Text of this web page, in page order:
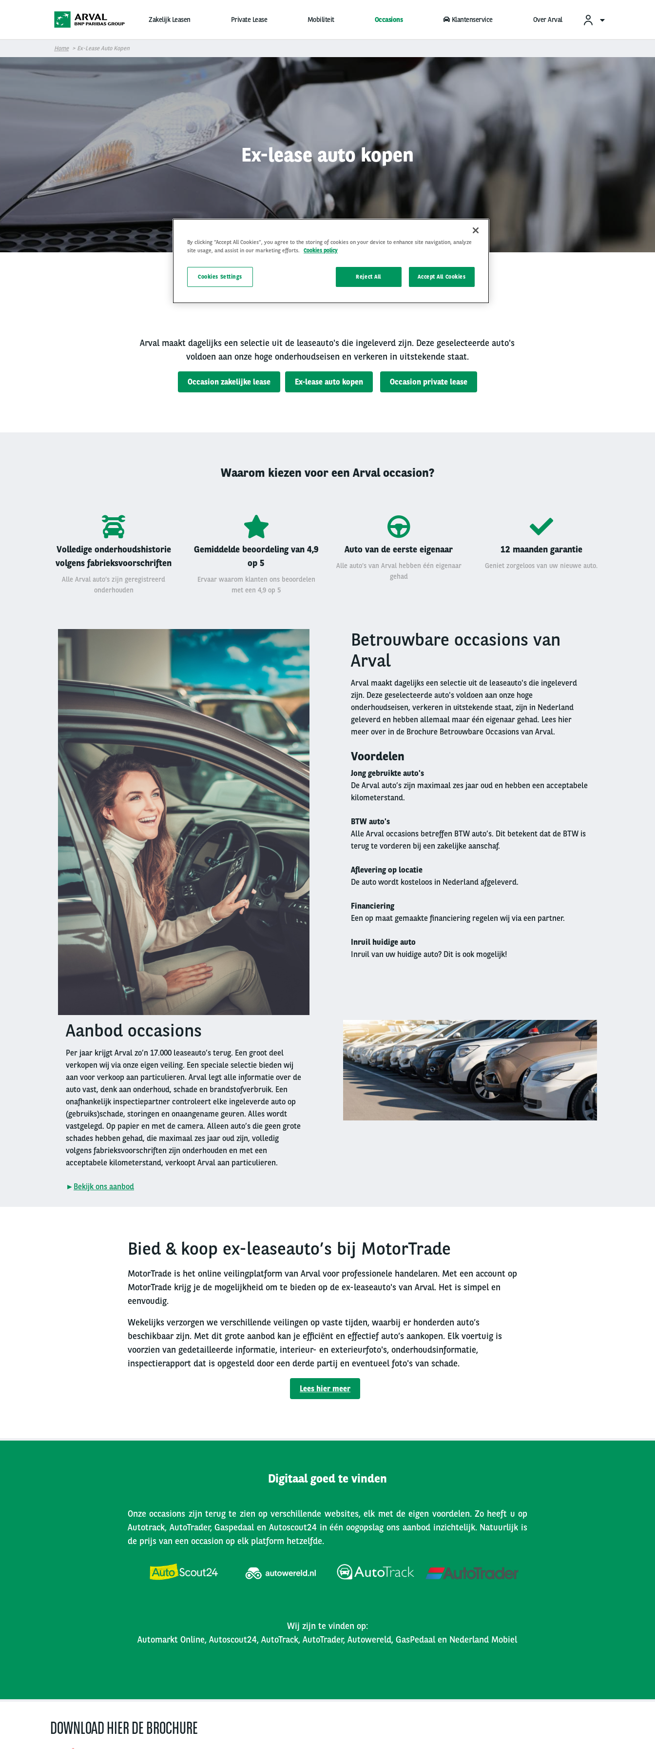
Zakelijk Leasen Private Lease Mobiliteit Occasions Klantenservice Over Arval
Home Ex-Lease Auto Kopen
Ex-lease auto kopen
Arval maakt dagelijks een selectie uit de leaseauto's die ingeleverd zijn. Deze geselecteerde auto's
voldoen aan onze hoge onderhoudseisen en verkeren in uitstekende staat.
Occasion zakelijke lease Ex-lease auto kopen Occasion private lease
Waarom kiezen voor een Arval occasion?
Volledige onderhoudshistorie
volgens fabrieksvoorschriften
Alle Arval auto’s zijn geregistreerd
onderhouden
Gemiddelde beoordeling van 4,9
op 5
Ervaar waarom klanten ons beoordelen
met een 4,9 op 5
Auto van de eerste eigenaar
Alle auto’s van Arval hebben één eigenaar
gehad
12 maanden garantie
Geniet zorgeloos van uw nieuwe auto.
column
Right
columnBetrouwbare occasions van
Arval
Arval maakt dagelijks een selectie uit de leaseauto's die ingeleverd
zijn. Deze geselecteerde auto's voldoen aan onze hoge
onderhoudseisen, verkeren in uitstekende staat, zijn in Nederland
geleverd en hebben allemaal maar één eigenaar gehad. Lees hier
meer over in de Brochure Betrouwbare Occasions van Arval.
Voordelen
Jong gebruikte auto's
De Arval auto’s zijn maximaal zes jaar oud en hebben een acceptabele
kilometerstand.
BTW auto's
Alle Arval occasions betreffen BTW auto’s. Dit betekent dat de BTW is
terug te vorderen bij een zakelijke aanschaf.
Aflevering op locatie
De auto wordt kosteloos in Nederland afgeleverd.
Financiering
Een op maat gemaakte financiering regelen wij via een partner.
Inruil huidige auto
Inruil van uw huidige auto? Dit is ook mogelijk!
columnAanbod occasions
Per jaar krijgt Arval zo’n 17.000 leaseauto’s terug. Een groot deel
verkopen wij via onze eigen veiling. Een speciale selectie bieden wij
aan voor verkoop aan particulieren. Arval legt alle informatie over de
auto vast, denk aan onderhoud, schade en brandstofverbruik. Een
onafhankelijk inspectiepartner controleert elke ingeleverde auto op
(gebruiks)schade, storingen en onaangename geuren. Alles wordt
vastgelegd. Op papier en met de camera. Alleen auto’s die geen grote
schades hebben gehad, die maximaal zes jaar oud zijn, volledig
volgens fabrieksvoorschriften zijn onderhouden en met een
acceptabele kilometerstand, verkoopt Arval aan particulieren.
► Bekijk ons aanbod
Right
column
Bied & koop ex-leaseauto’s bij MotorTrade
MotorTrade is het online veilingplatform van Arval voor professionele handelaren. Met een account op
MotorTrade krijg je de mogelijkheid om te bieden op de ex-leaseauto's van Arval. Het is simpel en
eenvoudig.
Wekelijks verzorgen we verschillende veilingen op vaste tijden, waarbij er honderden auto’s
beschikbaar zijn. Met dit grote aanbod kan je efficiënt en effectief auto’s aankopen. Elk voertuig is
voorzien van gedetailleerde informatie, interieur- en exterieurfoto's, onderhoudsinformatie,
inspectierapport dat is opgesteld door een derde partij en eventueel foto's van schade.
Lees hier meer
Digitaal goed te vinden
Onze occasions zijn terug te zien op verschillende websites, elk met de eigen voordelen. Zo heeft u op
Autotrack, AutoTrader, Gaspedaal en Autoscout24 in één oogopslag ons aanbod inzichtelijk. Natuurlijk is
de prijs van een occasion op elk platform hetzelfde.
Wij zijn te vinden op:
Automarkt Online, Autoscout24, AutoTrack, AutoTrader, Autowereld, GasPedaal en Nederland Mobiel
DOWNLOAD HIER DE BROCHURE
By clicking “Accept All Cookies”, you agree to the storing of cookies on your device to enhance site navigation, analyze
site usage, and assist in our marketing efforts.
Cookies policy
Reject All Accept All Cookies
Cookies Settings